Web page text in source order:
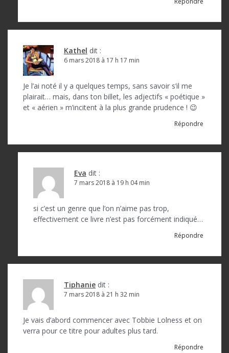
Kathel dit :
6 mars 2018 à 17 h 17 min
Je l’ai noté il y a quelques temps, sans savoir s’il me
plairait… mais, dans ton billet, les adjectifs « poétique »
et « aérien » m’incitent à la plus grande prudence ! 😉
Répondre
Eva dit :
7 mars 2018 à 19 h 04 min
si c’est un genre que l’on n’aime pas trop,
effectivement ce livre n’est pas forcément indiqué…
Répondre
Tiphanie dit :
7 mars 2018 à 21 h 32 min
Je vais d’abord commencer avec Tobbie Lolness et on
verra pour ce titre pour adultes plus tard.
Répondre